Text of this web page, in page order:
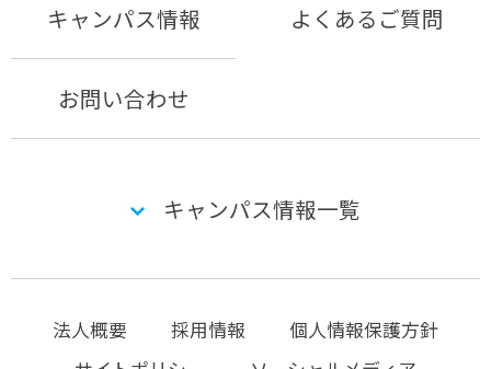
キャンパス情報 よくあるご質問
お問い合わせ
キャンパス情報一覧
法人概要 採用情報
個人情報保護方針